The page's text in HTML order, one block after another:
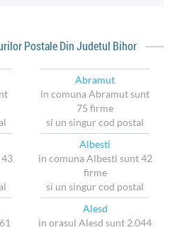
Postale Din Judetul Bihor
Abramut
in comuna Abramut sunt
75 firme
si un singur cod postal
Albesti
in comuna Albesti sunt 42
firme
si un singur cod postal
Alesd
in orasul Alesd sunt 2.044